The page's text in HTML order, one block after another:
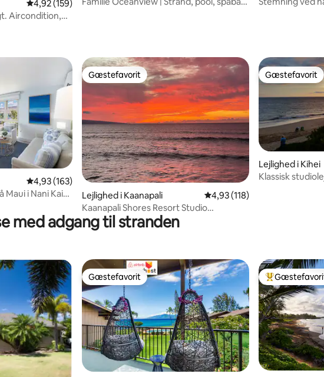
337 omtaler
4,92 ud af 5 i gennemsnitlig bedømmelse, 159 omtaler
4,92 (159)
Aircondition,
134 omtaler
4,93 ud af 5 i gennemsnitlig bedømmelse, 163 omtaler
4,93 (163)
Maui i Nani Kai
Gæstefavorit
Gæstefavorit
Lejlighed i Kaanapali 4,93 ud af 5 i gennemsnitlig
4,93 (118)
Kaanapali Shores Resort Studio
#334~West Maui~
Gæstefavorit
Gæstefavorit
Lejlighed i Kihei
Klassisk
med adgang til stranden
Gæstefavorit
Gæstefavorit Bedste